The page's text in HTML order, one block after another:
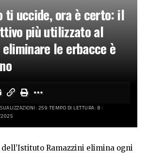
uccide, ora è certo: il
più utilizzato al
le erbacce è
259 TEMPO DI LETTURA: 8
2025
Ramazzini elimina ogni